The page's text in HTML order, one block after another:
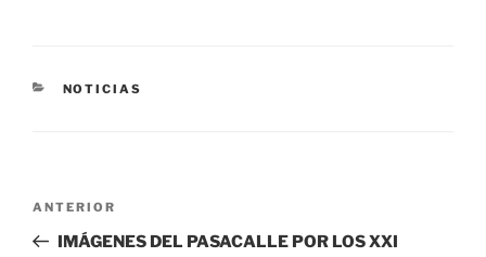
CATEGORÍAS
NOTICIAS
Entrada
anterior:
ANTERIOR
IMÁGENES DEL PASACALLE POR LOS XXI